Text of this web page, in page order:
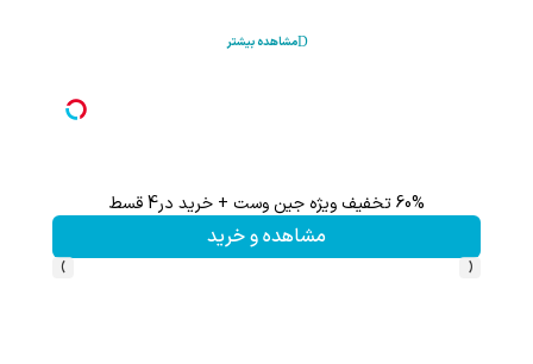
مشاهده بیشتر
60% تخفیف ویژه جین وست + خرید در4 قسط
مشاهده و خرید
‹
›